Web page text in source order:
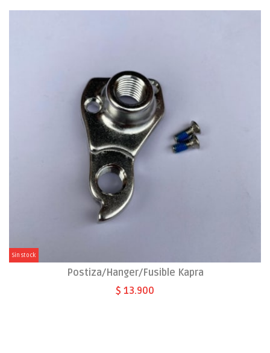
Sin stock
Postiza/Hanger/Fusible Kapra
$ 13.900